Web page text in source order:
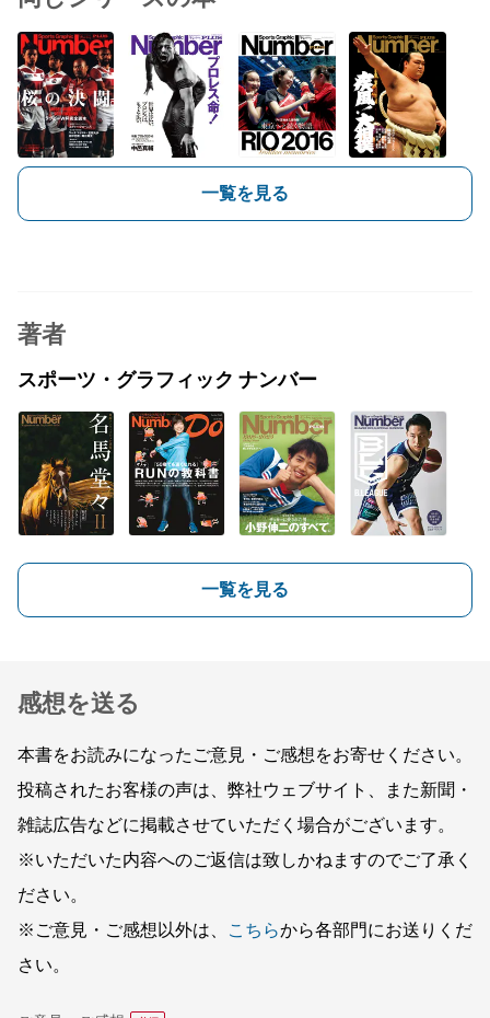
一覧を見る
著者
スポーツ・グラフィック ナンバー
一覧を見る
感想を送る
本書をお読みになったご意見・ご感想をお寄せください。
投稿されたお客様の声は、弊社ウェブサイト、また新聞・
雑誌広告などに掲載させていただく場合がございます。
※いただいた内容へのご返信は致しかねますのでご了承く
ださい。
※ご意見・ご感想以外は、
こちらから各部門にお送りくだ
さい。